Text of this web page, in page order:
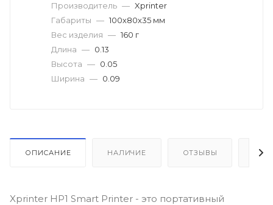
Производитель — Xprinter
Габариты — 100х80х35 мм
Вес изделия — 160 г
Длина — 0.13
Высота — 0.05
Ширина — 0.09
ОПИСАНИЕ НАЛИЧИЕ ОТЗЫВЫ
Xprinter HP1 Smart Printer - это портативный